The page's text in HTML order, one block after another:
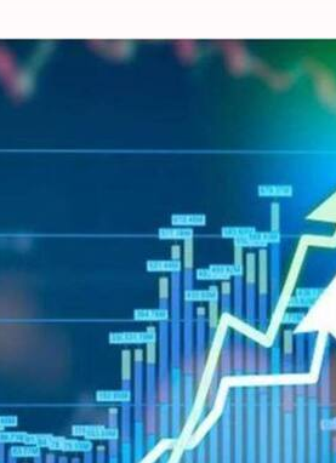
స్టాక్ మార్కెట్లు..
సంకేతాలు, భారత్-పాకిస్థాన్
ఫలితంగా మార్కెట్‌లో
ఫైనాల్స్